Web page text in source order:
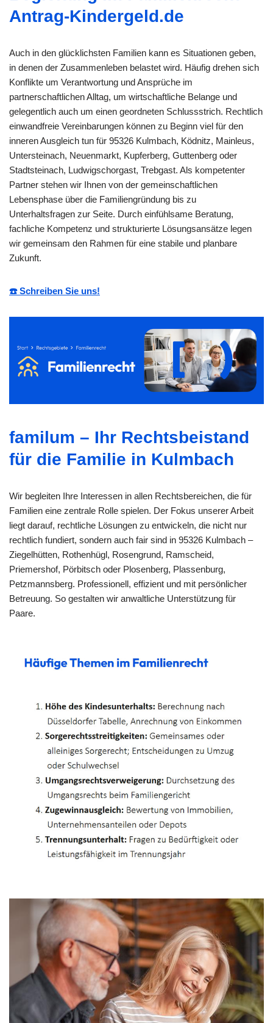
Antrag-Kindergeld.de
Auch in den glücklichsten Familien kann es Situationen geben,
in denen der Zusammenleben belastet wird. Häufig drehen sich
Konflikte um Verantwortung und Ansprüche im
partnerschaftlichen Alltag, um wirtschaftliche Belange und
gelegentlich auch um einen geordneten Schlussstrich. Rechtlich
einwandfreie Vereinbarungen können zu Beginn viel für den
inneren Ausgleich tun für 95326 Kulmbach, Ködnitz, Mainleus,
Untersteinach, Neuenmarkt, Kupferberg, Guttenberg oder
Stadtsteinach, Ludwigschorgast, Trebgast. Als kompetenter
Partner stehen wir Ihnen von der gemeinschaftlichen
Lebensphase über die Familiengründung bis zu
Unterhaltsfragen zur Seite. Durch einfühlsame Beratung,
fachliche Kompetenz und strukturierte Lösungsansätze legen
wir gemeinsam den Rahmen für eine stabile und planbare
Zukunft.
☎️ Schreiben Sie uns!
familum – Ihr Rechtsbeistand
für die Familie in Kulmbach
Wir begleiten Ihre Interessen in allen Rechtsbereichen, die für
Familien eine zentrale Rolle spielen. Der Fokus unserer Arbeit
liegt darauf, rechtliche Lösungen zu entwickeln, die nicht nur
rechtlich fundiert, sondern auch fair sind in 95326 Kulmbach –
Ziegelhütten, Rothenhügl, Rosengrund, Ramscheid,
Priemershof, Pörbitsch oder Plosenberg, Plassenburg,
Petzmannsberg. Professionell, effizient und mit persönlicher
Betreuung. So gestalten wir anwaltliche Unterstützung für
Paare.